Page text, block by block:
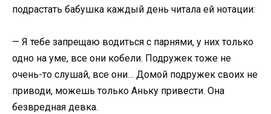
подрастать бабушка каждый день читала ей нотации:
— Я тебе запрещаю водиться с парнями, у них только
одно на уме, все они кобели. Подружек тоже не
очень-то слушай, все они… Домой подружек своих не
приводи, можешь только Аньку привести. Она
безвредная девка.